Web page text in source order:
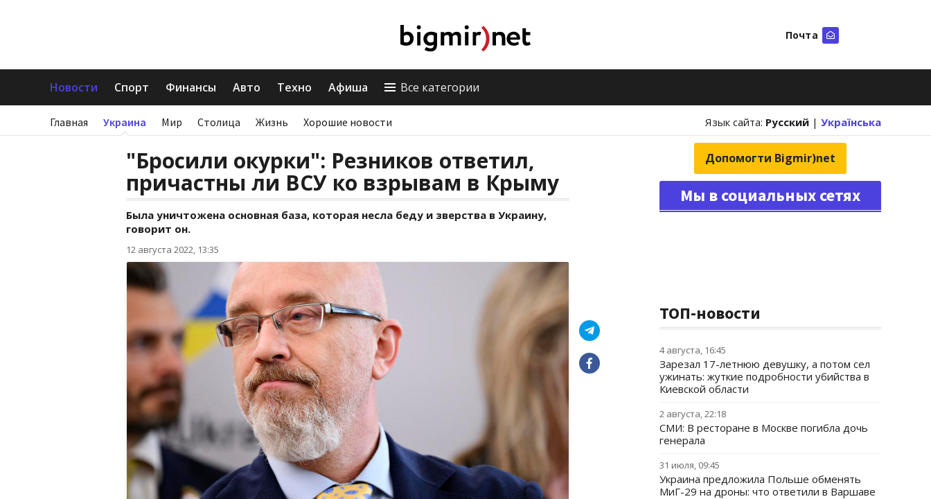
Почта
Новости Спорт Финансы Авто Техно Афиша Все категории
Главная Украина Мир Столица Жизнь Хорошие новости Язык сайта: Русский | Українська
"Бросили окурки": Резников ответил,
причастны ли ВСУ ко взрывам в Крыму
Была уничтожена основная база, которая несла беду и зверства в Украину,
говорит он.
12 августа 2022, 13:35
Допомогти Bigmir)net
Мы в социальных сетях
ТОП-новости
4 августа, 16:45
Зарезал 17-летнюю девушку, а потом сел
ужинать: жуткие подробности убийства в
Киевской области
2 августа, 22:18
СМИ: В ресторане в Москве погибла дочь
генерала
31 июля, 09:45
Украина предложила Польше обменять
МиГ-29 на дроны: что ответили в Варшаве